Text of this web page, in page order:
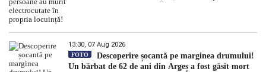
13:30, 07 Aug 2026
FOTO
Descoperire șocantă pe marginea drumului!
Un bărbat de 62 de ani din Argeș a fost găsit mort